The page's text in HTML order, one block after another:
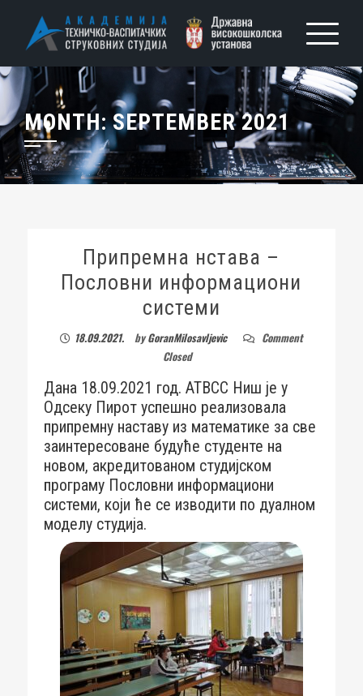
MONTH:SEPTEMBER 2021
Припремна нстава –
Пословни информациони
системи
18.09.2021. byGoranMilosavljevic
Comment
Closed
Дана 18.09.2021 год. АТВСС Ниш је у
Одсеку Пирот успешно реализовала
припремну наставу из математике за све
заинтересоване будуће студенте на
новом, акредитованом студијском
програму Пословни информациони
системи, који ће се изводити по дуалном
моделу студија.